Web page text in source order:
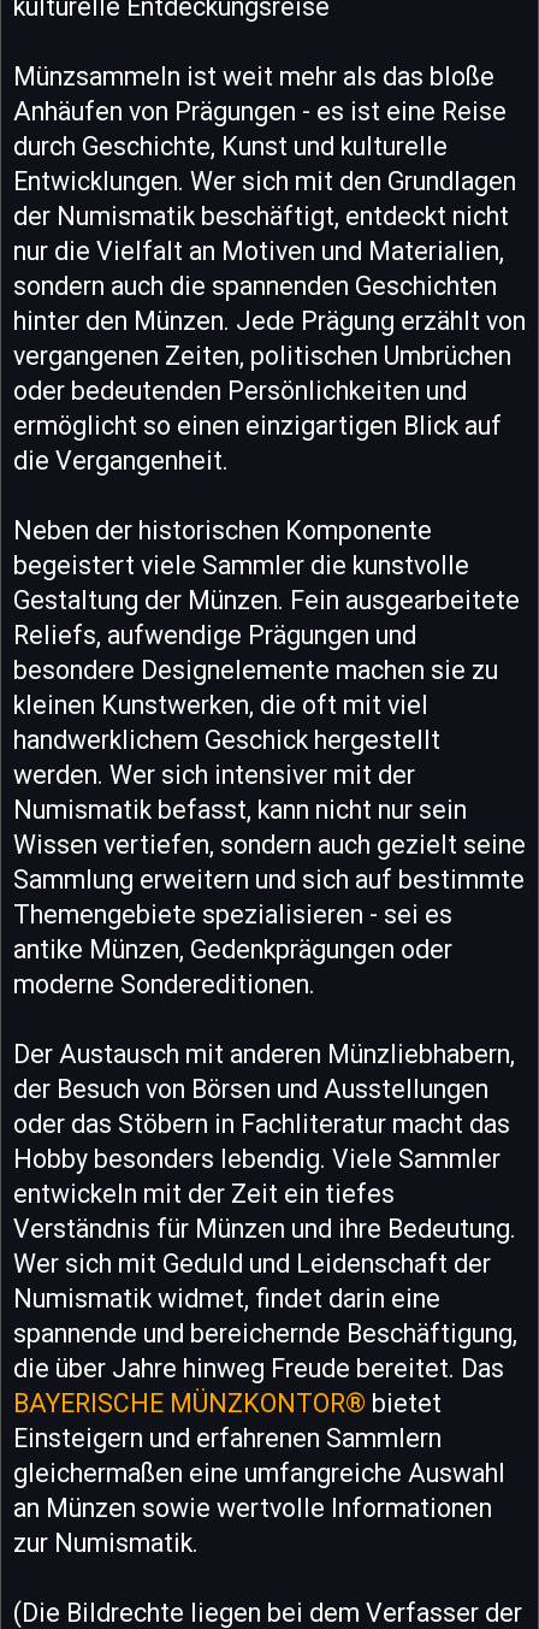
kulturelle Entdeckungsreise
Münzsammeln ist weit mehr als das bloße
Anhäufen von Prägungen - es ist eine Reise
durch Geschichte, Kunst und kulturelle
Entwicklungen. Wer sich mit den Grundlagen
der Numismatik beschäftigt, entdeckt nicht
nur die Vielfalt an Motiven und Materialien,
sondern auch die spannenden Geschichten
hinter den Münzen. Jede Prägung erzählt von
vergangenen Zeiten, politischen Umbrüchen
oder bedeutenden Persönlichkeiten und
ermöglicht so einen einzigartigen Blick auf
die Vergangenheit.
Neben der historischen Komponente
begeistert viele Sammler die kunstvolle
Gestaltung der Münzen. Fein ausgearbeitete
Reliefs, aufwendige Prägungen und
besondere Designelemente machen sie zu
kleinen Kunstwerken, die oft mit viel
handwerklichem Geschick hergestellt
werden. Wer sich intensiver mit der
Numismatik befasst, kann nicht nur sein
Wissen vertiefen, sondern auch gezielt seine
Sammlung erweitern und sich auf bestimmte
Themengebiete spezialisieren - sei es
antike Münzen, Gedenkprägungen oder
moderne Sondereditionen.
Der Austausch mit anderen Münzliebhabern,
der Besuch von Börsen und Ausstellungen
oder das Stöbern in Fachliteratur macht das
Hobby besonders lebendig. Viele Sammler
entwickeln mit der Zeit ein tiefes
Verständnis für Münzen und ihre Bedeutung.
Wer sich mit Geduld und Leidenschaft der
Numismatik widmet, findet darin eine
spannende und bereichernde Beschäftigung,
die über Jahre hinweg Freude bereitet. Das
BAYERISCHE MÜNZKONTOR® bietet
Einsteigern und erfahrenen Sammlern
gleichermaßen eine umfangreiche Auswahl
an Münzen sowie wertvolle Informationen
zur Numismatik.
(Die Bildrechte liegen bei dem Verfasser der